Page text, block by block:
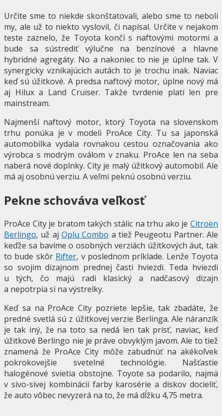
Určite sme to niekde skonštatovali, alebo sme to neboli
my, ale už to niekto vyslovil, či napísal. Určite v nejakom
teste zaznelo, že Toyota končí s naftovými motormi a
bude sa sústrediť výlučne na benzínové a hlavne
hybridné agregáty. No a nakoniec to nie je úplne tak. V
synergicky vznikajúcich autách to je trochu inak. Naviac
keď sú úžitkové. A predsa naftový motor, úplne nový má
aj Hilux a Land Cruiser. Takže tvrdenie platí len pre
mainstream.
Najmenší naftový motor, ktorý Toyota na slovenskom
trhu ponúka je v modeli ProAce City. Tu sa japonská
automobilka vydala rovnakou cestou označovania ako
výrobca s modrým oválom v znaku. ProAce len na seba
naberá nové doplnky. City je malý úžitkový automobil. Ale
má aj osobnú verziu. A veľmi peknú osobnú verziu.
Pekne schováva veľkosť
ProAce City je bratom takých stálic na trhu ako je Citroën
Berlingo, už aj Oplu Combo a tiež Peugeotu Partner. Ale
keďže sa bavíme o osobných verziách úžitkových áut, tak
to bude skôr Rifter, v poslednom príklade. Lenže Toyota
so svojim dizajnom prednej časti hviezdi. Teda hviezdi
u tých, čo majú radi klasický a nadčasový dizajn
a nepotrpia si na výstrelky.
Keď sa na ProAce City pozriete lepšie, tak zbadáte, že
predné svetlá sú z úžitkovej verzie Berlinga. Ale náranzík
je tak iný, že na toto sa nedá len tak prísť, naviac, keď
úžitkové Berlingo nie je práve obvyklým javom. Ale to tiež
znamená že ProAce City môže zabudnúť na akékoľvek
pokrokovejšie svetelné technológie. Našťastie
halogénové svietia obstojne. Toyote sa podarilo, najmä
v sivo-sivej kombinácii farby karosérie a diskov docieliť,
že auto vôbec nevyzerá na to, že má dĺžku 4,75 metra.